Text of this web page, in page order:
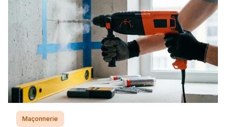
dalle et l’origine du trou, car cette […]
Maçonnerie